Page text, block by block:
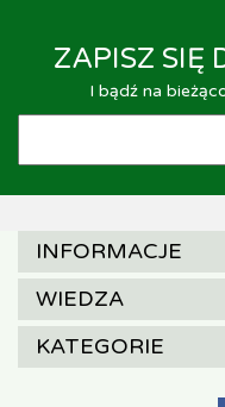
ZAPISZ SIĘ
I bądź na
INFORMACJE
WIEDZA
KATEGORIE